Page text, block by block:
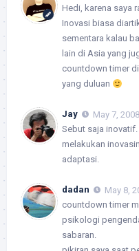
Hedi, karena saya
Inovasi biasa
sementara kalau
lain di Asia yang
countdown timer
yang duluan
Jay
May 7,
Sebut saja
melakukan
adaptasi.
dadan
May 8,
countdown timer
psikologi
sabaran.